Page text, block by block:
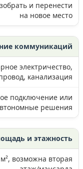
и перенести
на новое место
коммуникаций
электричество,
канализация
подключение или
решения
и этажность
возможна вторая